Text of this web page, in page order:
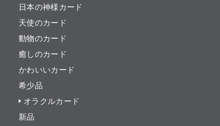
日本の神様カード
天使のカード
動物のカード
癒しのカード
かわいいカード
希少品
オラクルカード
新品